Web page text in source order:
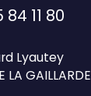
11 80
Lyautey
LA GAILLARDE